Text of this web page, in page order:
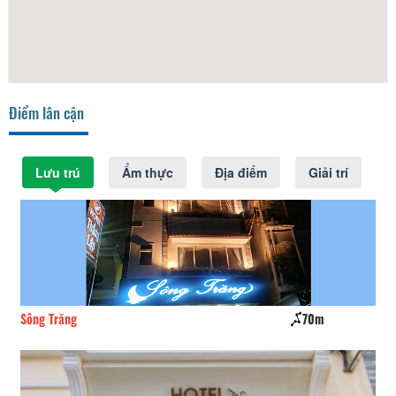
Điểm lân cận
Lưu trú Ẩm thực Địa điểm Giải trí
Sông Trăng 70m